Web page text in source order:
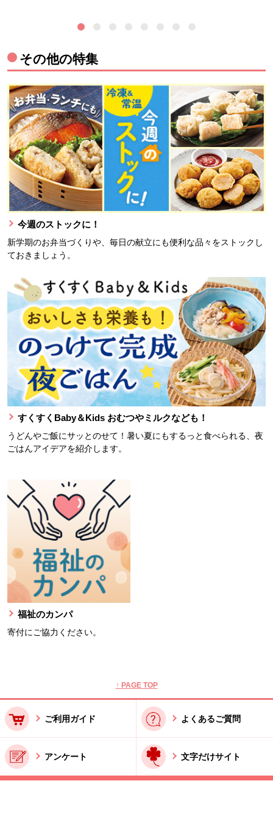
その他の特集
今週のストックに！
新学期のお弁当づくりや、毎日の献立にも便利な品々をストックし
ておきましょう。
すくすくBaby＆Kids おむつやミルクなども！
うどんやご飯にサッとのせて！暑い夏にもするっと食べられる、夜
ごはんアイデアを紹介します。
福祉のカンパ
寄付にご協力ください。
↑ PAGE TOP
ご利用ガイド よくあるご質問
アンケート 文字だけサイト